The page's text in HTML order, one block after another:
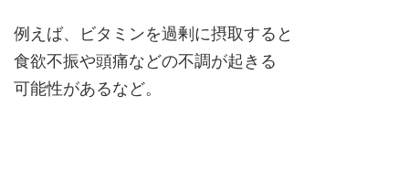
例えば、ビタミンを過剰に摂取すると
食欲不振や頭痛などの不調が起きる
可能性があるなど。